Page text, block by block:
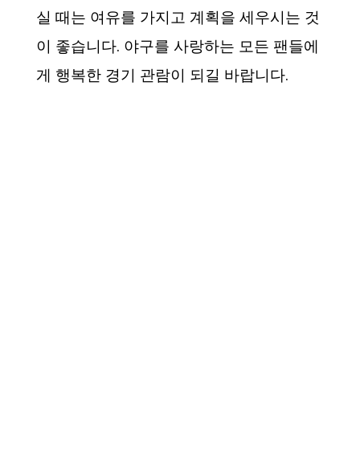
실 때는 여유를 가지고 계획을 세우시는 것
이 좋습니다. 야구를 사랑하는 모든 팬들에
게 행복한 경기 관람이 되길 바랍니다.